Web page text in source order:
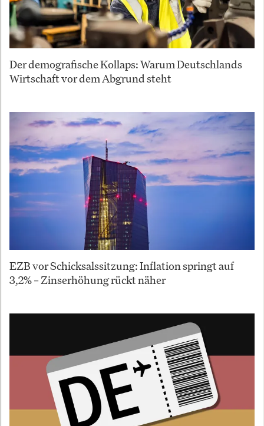
Der demografische Kollaps: Warum Deutschlands
Wirtschaft vor dem Abgrund steht
EZB vor Schicksalssitzung: Inflation springt auf
3,2% – Zinserhöhung rückt näher